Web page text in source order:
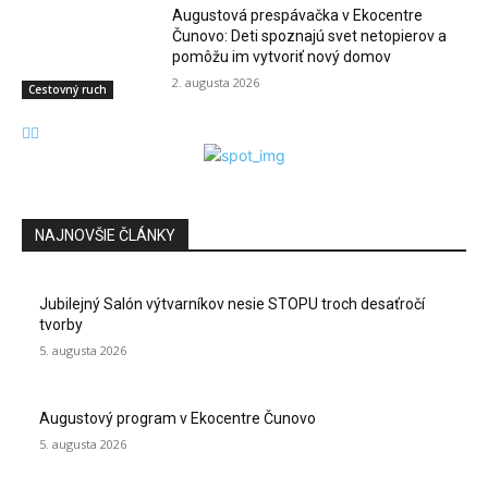
Cestovný ruch
Augustová prespávačka v Ekocentre
Čunovo: Deti spoznajú svet netopierov a
pomôžu im vytvoriť nový domov
2. augusta 2026
NAJNOVŠIE ČLÁNKY
Jubilejný Salón výtvarníkov nesie STOPU troch desaťročí
tvorby
5. augusta 2026
Augustový program v Ekocentre Čunovo
5. augusta 2026